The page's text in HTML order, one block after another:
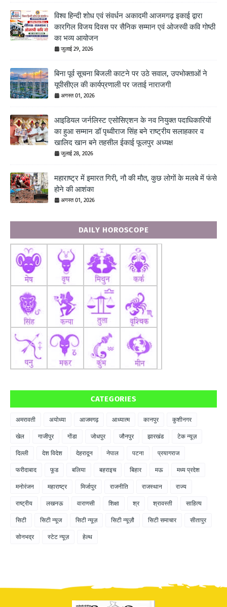
विश्व हिन्दी शोध एवं संवर्धन अकादमी आजमगढ़ इकाई द्वारा
कारगिल विजय दिवस पर सैनिक सम्मान एवं ओजस्वी कवि गोष्ठी
का भव्य आयोजन
जुलाई 29, 2026
बिना पूर्व सूचना बिजली काटने पर उठे सवाल, उपभोक्ताओं ने
यूपीसीएल की कार्यप्रणाली पर जताई नाराजगी
अगस्त 01, 2026
आइडियल जर्नलिस्ट एसोसिएशन के नव नियुक्त पदाधिकारियों
का हुआ सम्मान डॉ पृथ्वीराज सिंह बने राष्ट्रीय सलाहकार व
खालिद खान बने तहसील ईकाई फूलपुर अध्यक्ष
जुलाई 28, 2026
महाराष्ट्र में इमारत गिरी, नौ की मौत, कुछ लोगों के मलबे में फंसे
होने की आशंका
अगस्त 01, 2026
DAILY HOROSCOPE
CATEGORIES
अमरावती अयोध्या आजमगढ़ आध्यात्म कानपुर कुशीनगर
खेल गाजीपुर गोंडा जोधपुर जौनपुर झारखंड टेक न्यूज़
दिल्ली देश विदेश देहरादून नेपाल पटना प्रयागराज
फरीदाबाद फूड बलिया बहराइच बिहार मऊ मध्य प्रदेश
मनोरंजन महाराष्ट्र मिर्जापुर राजनीति राजस्थान राज्य
राष्ट्रीय लखनऊ वाराणसी शिक्षा श्र श्रावस्ती साहित्य
सिटी सिटी न्यूज सिटी न्यूज़ सिटी न्यूज़ौ सिटी समाचार सीतापुर
सोनभद्र स्टेट न्यूज़ हेल्थ